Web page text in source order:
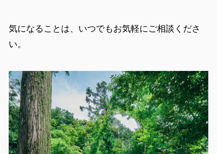
気になることは、いつでもお気軽にご相談くださ
い。